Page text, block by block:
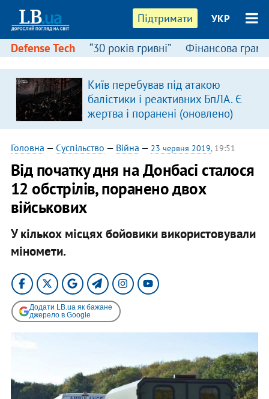
Підтримати УКР
Defense Tech “30 років гривні” Фінансова
Київ перебував під атакою
балістики і реактивних БпЛА. Є
жертва і поранені (оновлено)
Головна — Суспільство — Війна — 23 червня 2019, 19:51
Від початку дня на Донбасі сталося
12 обстрілів, поранено двох
військових
У кількох місцях бойовики використовували
міномети.
Додати LB.ua як бажане
джерело в Google